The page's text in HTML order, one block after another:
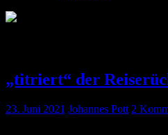
„titriert“ der
23. Juni 2021 Johannes Pott 2